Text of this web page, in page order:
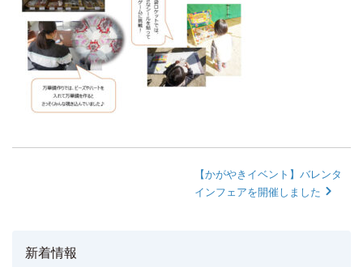
【かがやきイベント】バレンタ
インフェアを開催しました
新着情報